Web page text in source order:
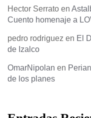
Hector Serrato en
Cuento homenaje a
pedro rodriguez en El
de Izalco
OmarNipolan en
de los planes